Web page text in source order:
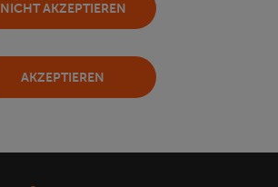
NICHT AKZEPTIEREN
AKZEPTIEREN